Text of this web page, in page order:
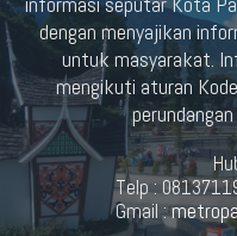
dengan menyajikan
untuk masyarakat.
mengikuti aturan
Telp :
Gmail :